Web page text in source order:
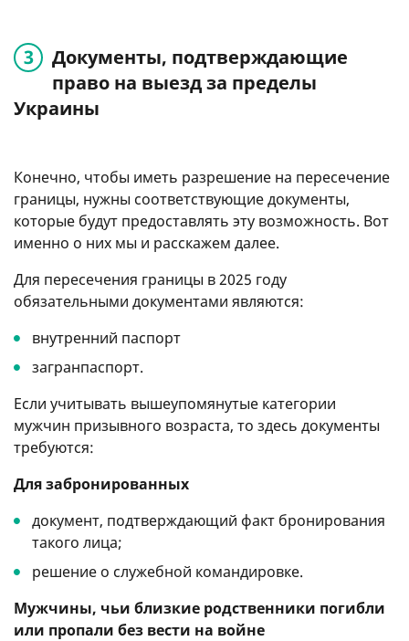
Документы, подтверждающие
право на выезд за пределы
Украины
Конечно, чтобы иметь разрешение на пересечение
границы, нужны соответствующие документы,
которые будут предоставлять эту возможность. Вот
именно о них мы и расскажем далее.
Для пересечения границы в 2025 году
обязательными документами являются:
внутренний паспорт
загранпаспорт.
Если учитывать вышеупомянутые категории
мужчин призывного возраста, то здесь документы
требуются:
Для забронированных
документ, подтверждающий факт бронирования
такого лица;
решение о служебной командировке.
Мужчины, чьи близкие родственники погибли
или пропали без вести на войне